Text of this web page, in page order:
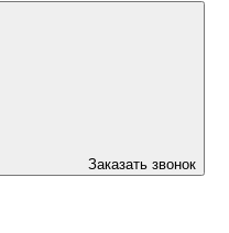
Заказать звонок